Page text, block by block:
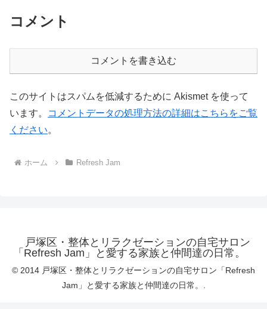
コメント
コメントを書き込む
このサイトはスパムを低減するために Akismet を使って
います。
コメントデータの処理方法の詳細はこちらをご覧
ください。
ホーム Refresh Jam
戸塚区・整体とリラクゼーションの自宅サロン
「Refresh Jam」と愛する家族と仲間達の日常。
© 2014 戸塚区・整体とリラクゼーションの自宅サロン「Refresh
Jam」と愛する家族と仲間達の日常。.